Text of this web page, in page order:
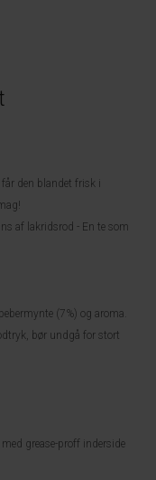
den blandet frisk i
af lakridsrod - En te som
(7%) og aroma.
bør undgå for stort
grease-proff inderside